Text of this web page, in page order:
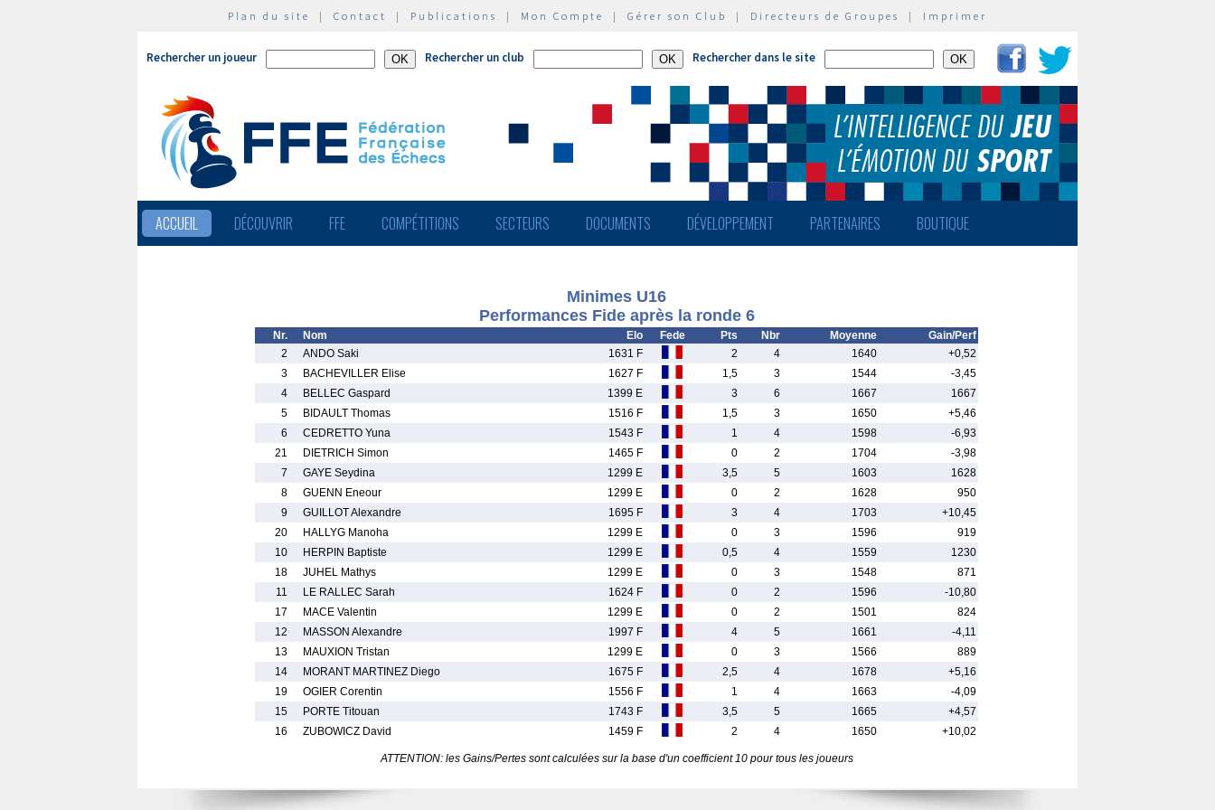
Plan du site | Contact | Publications | Mon Compte | Gérer son Club | Directeurs de Groupes | Imprimer
Rechercher un joueur Rechercher un club Rechercher dans le site
ACCUEIL DÉCOUVRIR FFE COMPÉTITIONS SECTEURS DOCUMENTS DÉVELOPPEMENT PARTENAIRES BOUTIQUE
Minimes U16
Performances Fide après la ronde 6
Nr. Nom Elo Fede Pts Nbr Moyenne
Gain/Perf
2
ANDO Saki 1631 F 2 4 1640
+0,52
3
BACHEVILLER Elise 1627 F 1,5 3 1544
-3,45
4
BELLEC Gaspard 1399 E 3 6 1667
1667
5
BIDAULT Thomas 1516 F 1,5 3 1650
+5,46
6
CEDRETTO Yuna 1543 F 1 4 1598
-6,93
21
DIETRICH Simon 1465 F 0 2 1704
-3,98
7
GAYE Seydina 1299 E 3,5 5 1603
1628
8
GUENN Eneour 1299 E 0 2 1628
950
9
GUILLOT Alexandre 1695 F 3 4 1703
+10,45
20
HALLYG Manoha 1299 E 0 3 1596
919
10
HERPIN Baptiste 1299 E 0,5 4 1559
1230
18
JUHEL Mathys 1299 E 0 3 1548
871
11
LE RALLEC Sarah 1624 F 0 2 1596
-10,80
17
MACE Valentin 1299 E 0 2 1501
824
12
MASSON Alexandre 1997 F 4 5 1661
-4,11
13
MAUXION Tristan 1299 E 0 3 1566
889
14
MORANT MARTINEZ Diego 1675 F 2,5 4 1678
+5,16
19
OGIER Corentin 1556 F 1 4 1663
-4,09
15
PORTE Titouan 1743 F 3,5 5 1665
+4,57
16
ZUBOWICZ David 1459 F 2 4 1650 +10,02
ATTENTION: les Gains/Pertes sont calculées sur la base d'un coefficient 10 pour tous les joueurs